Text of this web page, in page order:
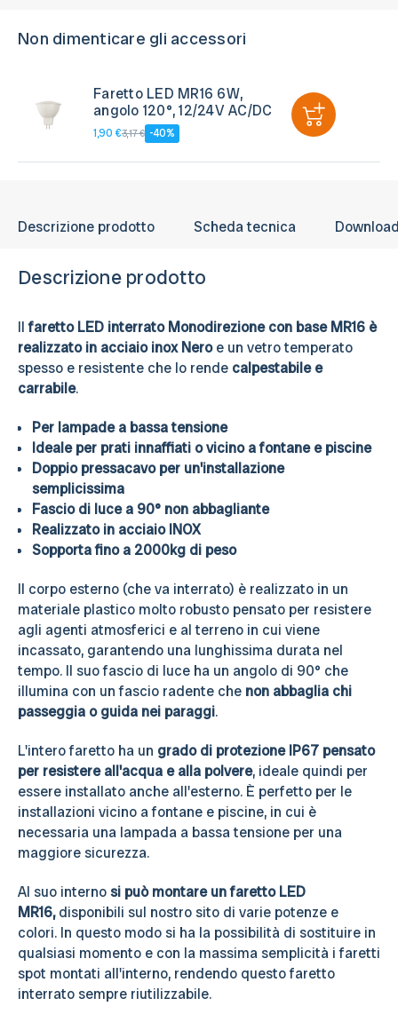
Non dimenticare gli accessori
Faretto LED MR16 6W,
angolo 120°, 12/24V AC/DC
1,90 €3,17 € -40%
Descrizione prodotto Scheda tecnica
Descrizione prodotto
Ilfaretto LED interrato Monodirezione con base MR16 è
realizzato in acciaio inox Neroe un vetro temperato
spesso e resistente che lo rende calpestabile e
carrabile.
Per lampade a bassa tensione
Ideale per prati innaffiati o vicino a fontane e piscine
Doppio pressacavo per un'installazione
semplicissima
Fascio di luce a 90° non abbagliante
Realizzato in acciaio INOX
Sopporta fino a 2000kg di peso
Il corpo esterno (che va interrato) è realizzato in un
materiale plastico molto robusto pensato per resistere
agli agenti atmosferici e al terreno in cui viene
incassato, garantendo una lunghissima durata nel
tempo. Il suo fascio di luce ha un angolo di 90° che
illumina con un fascio radente che non abbaglia chi
passeggia o guida nei paraggi.
L'intero faretto ha un grado di protezione IP67 pensato
per resistere all'acqua e alla polvere, ideale quindi per
essere installato anche all'esterno. È perfetto per le
installazioni vicino a fontane e piscine, in cui è
necessaria una lampada a bassa tensione per una
maggiore sicurezza.
Al suo internosi può montare un faretto LED
MR16,disponibili sul nostro sito di varie potenze e
colori. In questo modo si ha la possibilità di sostituire in
qualsiasi momento e con la massima semplicità i faretti
spot montati all'interno, rendendo questo faretto
interrato sempre riutilizzabile.